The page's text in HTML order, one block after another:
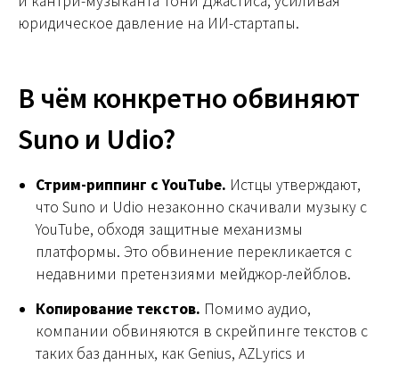
юридическое давление на ИИ-стартапы.
В чём конкретно обвиняют
Suno и Udio?
Стрим-риппинг с YouTube. Истцы утверждают,
что Suno и Udio незаконно скачивали музыку с
YouTube, обходя защитные механизмы
платформы. Это обвинение перекликается с
недавними претензиями мейджор-лейблов.
Копирование текстов. Помимо аудио,
компании обвиняются в скрейпинге текстов с
таких баз данных, как Genius, AZLyrics и